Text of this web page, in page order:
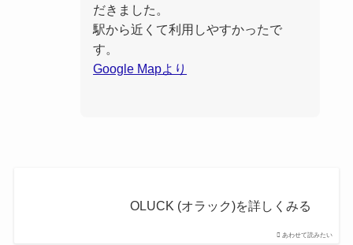
だきました。
駅から近くて利用しやすかったで
す。
Google Mapより
あわせて読みたい
OLUCK (オラック)を詳しくみる